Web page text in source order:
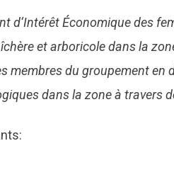
d‘Intérêt Économique des
et arboricole dans la
membres du groupement en
dans la zone à travers